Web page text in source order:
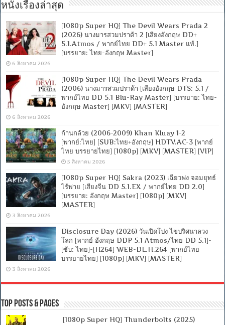
หนังเรื่องล่าสุด
[1080p Super HQ] The Devil Wears Prada 2
(2026) นางมารสวมปราด้า 2 [เสียงอังกฤษ DD+
5.1.Atmos / พากย์ไทย DD+ 5.1 Master แท้.]
[บรรยาย: ไทย-อังกฤษ Master]
6 สิงหาคม 2026
[1080p Super HQ] The Devil Wears Prada
(2006) นางมารสวมปราด้า [เสียงอังกฤษ DTS: 5.1 /
พากย์ไทย DD 5.1 Blu-Ray Master] [บรรยาย: ไทย-
อังกฤษ Master] [MKV] [MASTER]
6 สิงหาคม 2026
ก้านกล้วย (2006-2009) Khan Kluay 1-2
[พากย์:ไทย] [SUB:ไทย+อังกฤษ] HDTV.AC-3 [พากย์
ไทย บรรยายไทย] [1080p] [MKV] [MASTER] [VIP]
5 สิงหาคม 2026
[1080p Super HQ] Sakra (2023) เฉียวฟง จอมยุทธ์
ไร้พ่าย [เสียงจีน DD 5.1.EX / พากย์ไทย DD 2.0]
[บรรยาย: อังกฤษ Master] [1080p] [MKV]
[MASTER]
3 สิงหาคม 2026
Disclosure Day (2026) วันเปิดโปง ไขปริศนาลวง
โลก [พากย์ อังกฤษ DDP 5.1 Atmos/ไทย DD 5.1]-
[ซับ: ไทย]-[H264] WEB-DL.H.264 [พากย์ไทย
บรรยายไทย] [1080p] [MKV] [MASTER]
3 สิงหาคม 2026
Top Posts & Pages
[1080p Super HQ] Thunderbolts (2025)